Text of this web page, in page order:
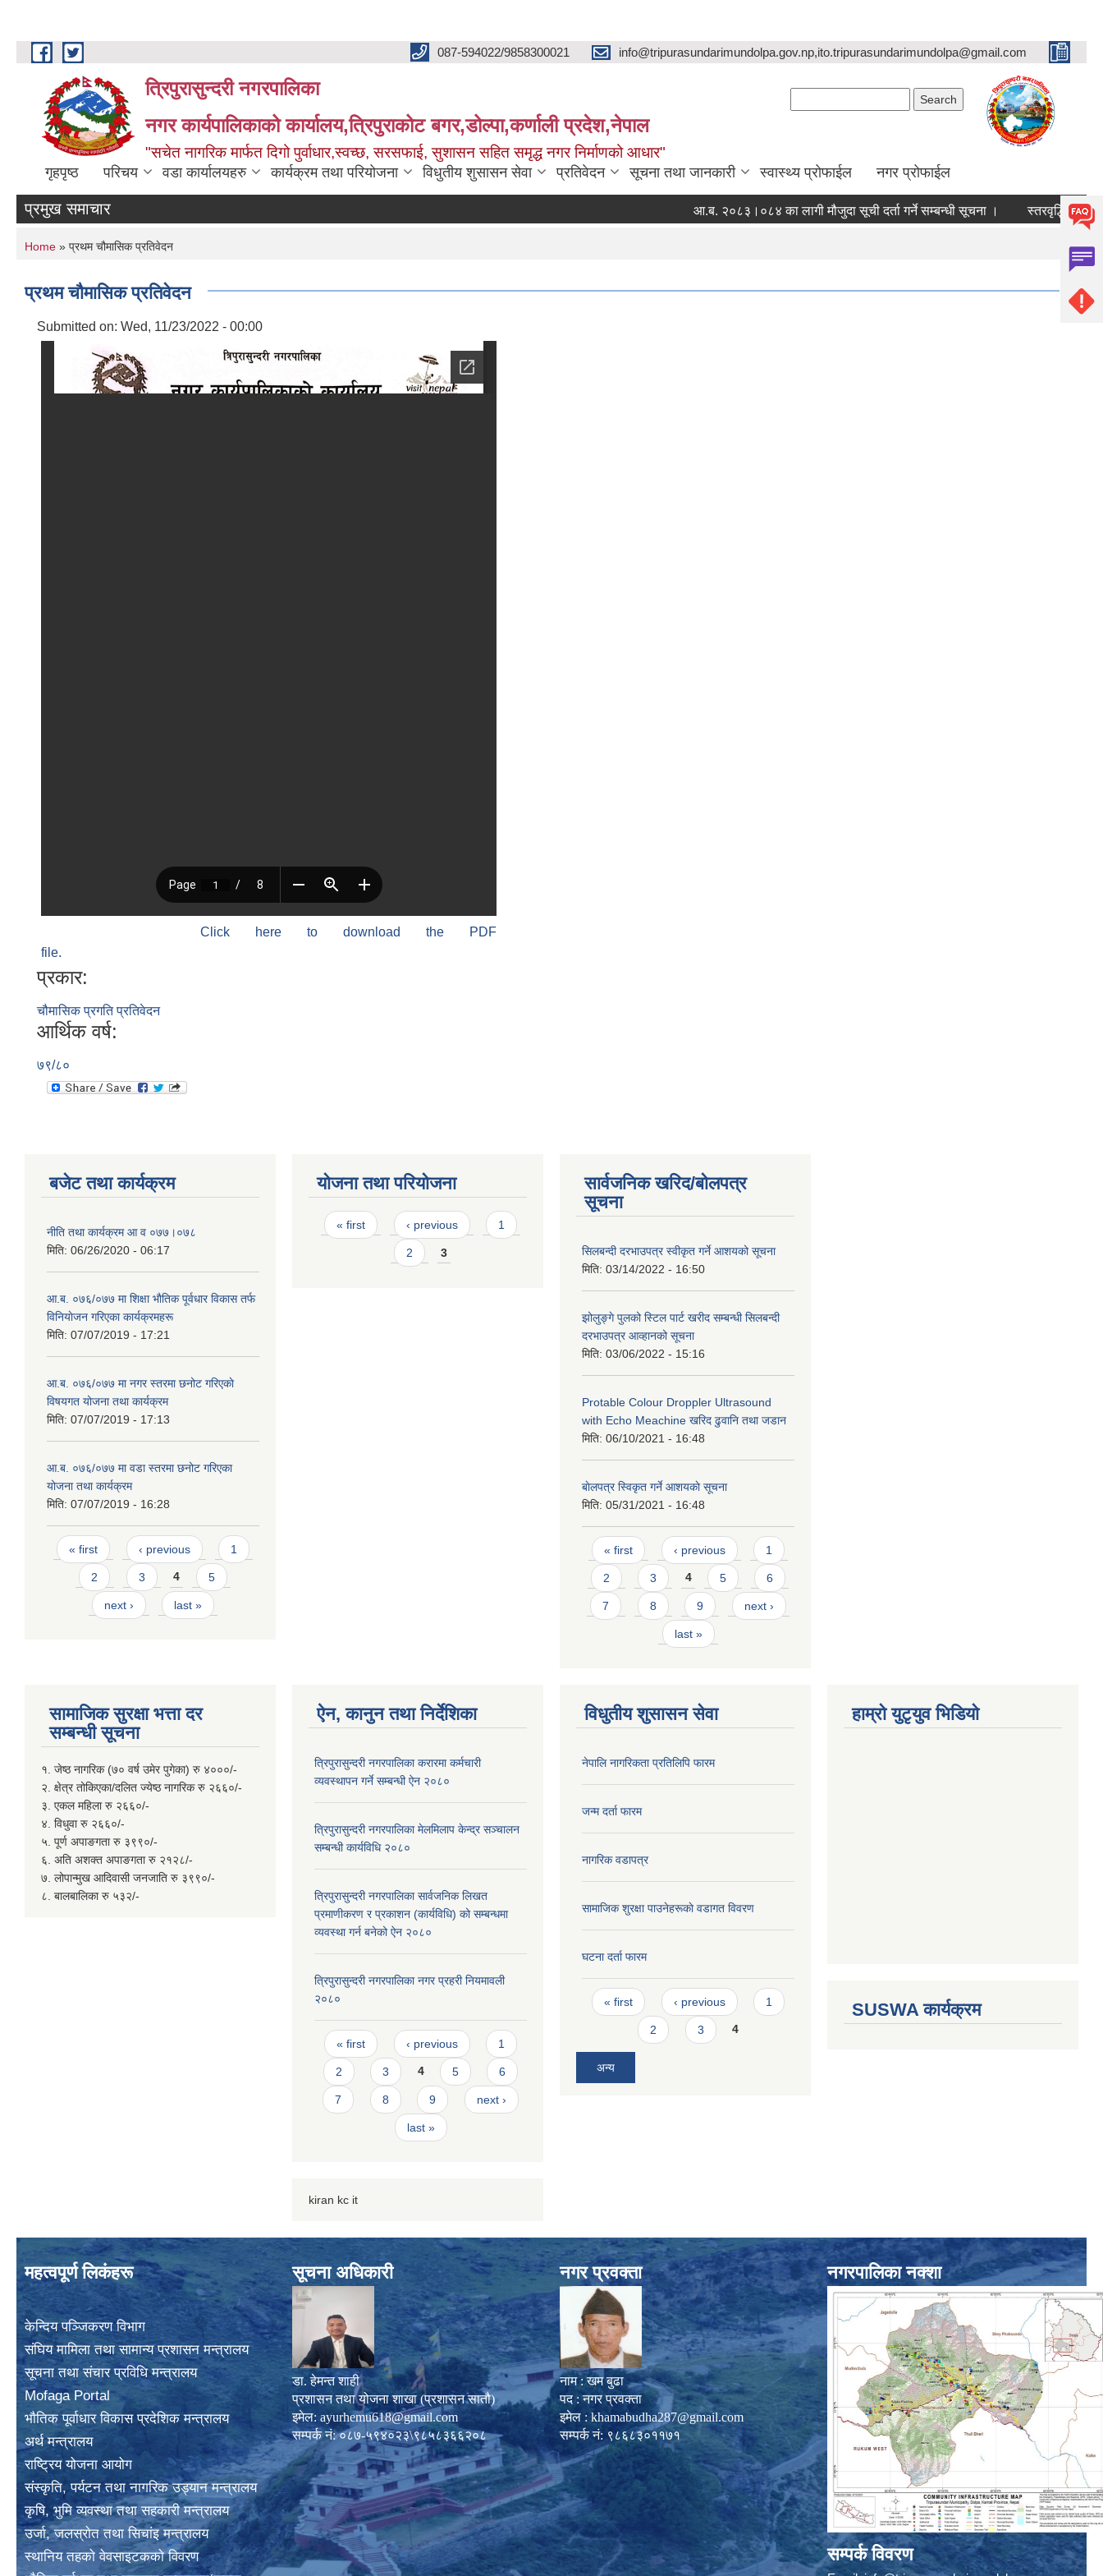
Skip to main content 087-594022/9858300021 info@tripurasundarimundolpa.gov.np,ito.tripurasundarimundolpa@gmail.com
त्रिपुरासुन्दरी नगरपालिका
नगर कार्यपालिकाको कार्यालय,त्रिपुराकोट बगर,डोल्पा,कर्णाली प्रदेश,नेपाल
"सचेत नागरिक मार्फत दिगो पुर्वाधार,स्वच्छ, सरसफाई, सुशासन सहित समृद्ध नगर निर्माणको आधार"
गृहपृष्ठ परिचय वडा कार्यालयहरु कार्यक्रम तथा परियोजना विधुतीय शुसासन सेवा प्रतिवेदन सूचना तथा जानकारी स्वास्थ्य प्रोफाईल नगर प्रोफाईल
प्रमुख समाचार आ.ब. २०८३।०८४ का लागी मौजुदा सूची दर्ता गर्ने सम्बन्धी सूचना । स्तरवृद्धि गरिएको
You are here
Home » प्रथम चौमासिक प्रतिवेदन
प्रथम चौमासिक प्रतिवेदन
Submitted on: Wed, 11/23/2022 - 00:00
Click here to download the PDF
file.
प्रकार:
चौमासिक प्रगति प्रतिवेदन
आर्थिक वर्ष:
७९/८०
बजेट तथा कार्यक्रम
नीति तथा कार्यक्रम आ‍ व ०७७।०७८
मिति: 06/26/2020 - 06:17
आ.ब. ०७६/०७७ मा शिक्षा भाैतिक पूर्वधार विकास तर्फ
विनियाेजन गरिएका कार्यक्रमहरू
मिति: 07/07/2019 - 17:21
आ.ब. ०७६/०७७ मा नगर स्तरमा छनोट गरिएकाे
विषयगत योजना तथा कार्यक्रम
मिति: 07/07/2019 - 17:13
आ.ब. ०७६/०७७ मा वडा स्तरमा छनोट गरिएका
योजना तथा कार्यक्रम
मिति: 07/07/2019 - 16:28
Pages
« first ‹ previous 1
2 3 4 5
next › last »
योजना तथा परियोजना
Pages
« first ‹ previous 1
2 3
सार्वजनिक खरिद/बोलपत्र
सूचना
सिलबन्दी दरभाउपत्र स्वीकृत गर्ने आशयको सूचना
मिति: 03/14/2022 - 16:50
झोलुङ्गे पुलको स्टिल पार्ट खरीद सम्बन्धी सिलबन्दी
दरभाउपत्र आव्हानको सूचना
मिति: 03/06/2022 - 15:16
Protable Colour Droppler Ultrasound
with Echo Meachine खरिद ढुवानि तथा जडान
मिति: 06/10/2021 - 16:48
बाेलपत्र स्विकृत गर्ने आशयकाे सूचना
मिति: 05/31/2021 - 16:48
Pages
« first ‹ previous 1
2 3 4 5 6
7 8 9 next ›
last »
सामाजिक सुरक्षा भत्ता दर
सम्बन्धी सूचना
१. जेष्ठ नागरिक (७० वर्ष उमेर पुगेका) रु ४०००/-
२. क्षेत्र तोकिएका/दलित ज्येष्ठ नागरिक रु २६६०/-
३. एकल महिला रु २६६०/-
४. विधुवा रु २६६०/-
५. पूर्ण अपाङगता रु ३९९०/-
६. अति अशक्त अपाङगता रु २१२८/-
७. लोपान्मुख आदिवासी जनजाति रु ३९९०/-
८. बालबालिका रु ५३२/-
ऐन, कानुन तथा निर्देशिका
त्रिपुरासुन्दरी नगरपालिका करारमा कर्मचारी
व्यवस्थापन गर्ने सम्बन्धी ऐन २०८०
त्रिपुरासुन्दरी नगरपालिका मेलमिलाप केन्द्र सञ्चालन
सम्बन्धी कार्यविधि २०८०
त्रिपुरासुन्दरी नगरपालिका सार्वजनिक लिखत
प्रमाणीकरण र प्रकाशन (कार्यविधि) को सम्बन्धमा
व्यवस्था गर्न बनेको ऐन २०८०
त्रिपुरासुन्दरी नगरपालिका नगर प्रहरी नियमावली
२०८०
Pages
« first ‹ previous 1
2 3 4 5 6
7 8 9 next ›
last »
kiran kc it
विधुतीय शुसासन सेवा
नेपालि नागरिकता प्रतिलिपि फारम
जन्म दर्ता फारम
नागरिक वडापत्र
सामाजिक शुरक्षा पाउनेहरूकाे वडागत विवरण
घटना दर्ता फारम
Pages
« first ‹ previous 1
2 3 4
अन्य
हाम्राे युटृयुव भिडियाे
SUSWA कार्यक्रम
महत्वपूर्ण लिकंहरू
केन्दिय पञ्जिकरण विभाग
संघिय मामिला तथा सामान्य प्रशासन मन्त्रालय
सूचना तथा संचार प्रविधि मन्त्रालय
Mofaga Portal
भाैतिक पूर्वाधार विकास प्रदेशिक मन्त्रालय
अर्थ मन्त्रालय
राष्ट्रिय योजना आयोग
संस्कृति, पर्यटन तथा नागरिक उड्यान मन्त्रालय
कृषि, भुमि व्यवस्था तथा सहकारी मन्त्रालय
उर्जा, जलस्राेत तथा सिचांइ मन्त्रालय
स्थानिय तहकाे वेवसाइटककाे विवरण
सूचना अधिकारी
डा. हेमन्त शाही
प्रशासन तथा योजना शाखा (प्रशासन सातौ)
इमेल: ayurhemu618@gmail.com
सम्पर्क नं: ०८७-५९४०२३\९८५८३६६२०८
नगर प्रवक्ता
नाम : खम बुढा
पद : नगर प्रवक्ता
इमेल : khamabudha287@gmail.com
सम्पर्क नं: ९८६८३०११७१
नगरपालिका नक्शा
सम्पर्क विवरण